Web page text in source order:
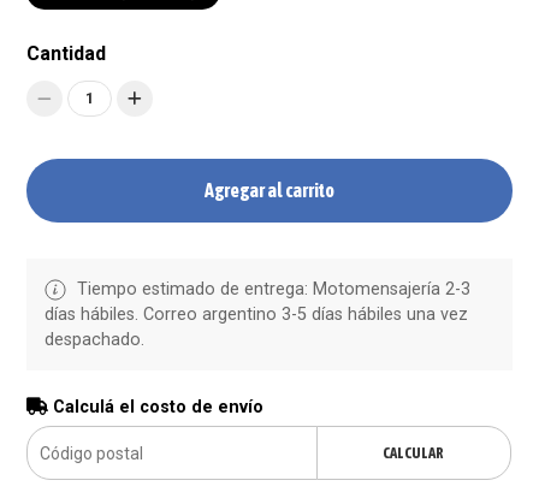
Cantidad
1
Agregar al carrito
Tiempo estimado de entrega: Motomensajería 2-3
días hábiles. Correo argentino 3-5 días hábiles una vez
despachado.
Calculá el costo de envío
CALCULAR